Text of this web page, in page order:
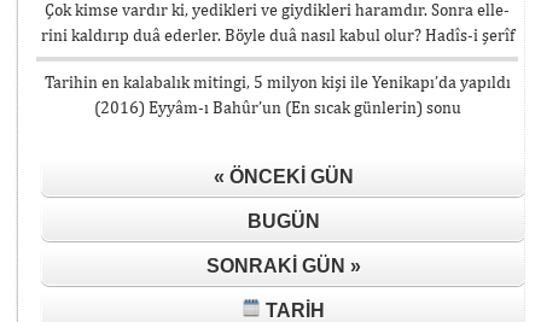
Çok kimse vardır ki, yedikleri ve giydikleri haramdır. Sonra elle-
rini kaldırıp duâ ederler. Böyle duâ nasıl kabul olur? Hadîs-i şerîf
Tarihin en kalabalık mitingi, 5 milyon kişi ile Yenikapı’da yapıldı
(2016) Eyyâm-ı Bahûr’un (En sıcak günlerin) sonu
« ÖNCEKI GÜN
BUGÜN
SONRAKI GÜN »
TARIH